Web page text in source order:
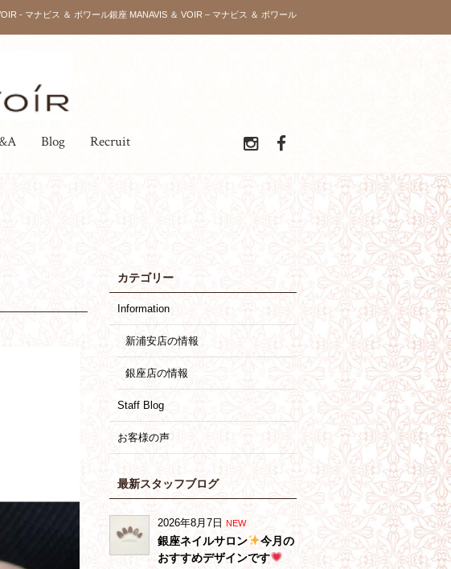
- マナビス ＆ ボワール銀座 MANAVIS ＆ VOIR – マナビス ＆ ボワール
Blog Recruit
カテゴリー
Information
新浦安店の情報
銀座店の情報
Staff Blog
お客様の声
最新スタッフブログ
2026年8月7日 NEW
銀座ネイルサロン
今月の
おすすめデザインです